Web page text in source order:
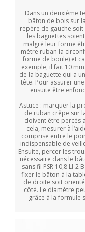
Dans un deuxième
bâton de bois sur
repère de gauche
les baguettes
malgré leur forme
mètre ruban la
forme de boule) et
exemple, il fait 10
de la baguette qui a
tête. Pour assurer
ensuite être
Astuce : marquer la
de ruban crêpe sur
doivent être percés
cela, mesurer à
comprise entre le
indispensable de
Ensuite, percer les
nécessaire dans le
sans fil PSR 10,8 LI-2
fixer le bâton à la
de droite soit
côté. Le diamètre
grâce à la formule